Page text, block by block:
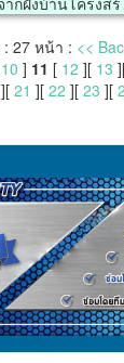
27 หน้า : <<
10 ] 11 [ 12 ][ 13
][ 21 ][ 22 ][ 23 ][